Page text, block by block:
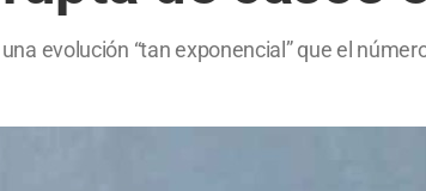
evolución “tan exponencial” que el